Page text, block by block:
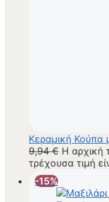
Κεραμική Κούπα
9,94€ Η αρχική
τρέχουσα τιμή
-15%